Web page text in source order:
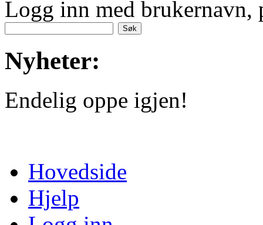
Logg inn med brukernavn,
Nyheter:
Endelig oppe igjen!
Hovedside
Hjelp